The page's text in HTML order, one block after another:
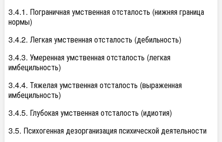
3.4.1. Пограничная умственная отсталость (нижняя граница
нормы)
3.4.2. Легкая умственная отсталость (дебильность)
3.4.3. Умеренная умственная отсталость (легкая
имбецильность)
3.4.4. Тяжелая умственная отсталость (выраженная
имбецильность)
3.4.5. Глубокая умственная отсталость (идиотия)
3.5. Психогенная дезорганизация психической деятельности